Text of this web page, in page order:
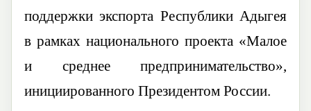
поддержки экспорта Республики Адыгея
в рамках национального проекта «Малое
и среднее предпринимательство»,
инициированного Президентом России.